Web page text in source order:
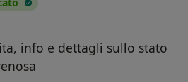
info e dettagli sullo stato